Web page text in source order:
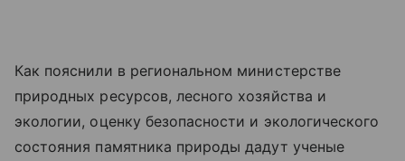
Как пояснили в региональном министерстве
природных ресурсов, лесного хозяйства и
экологии, оценку безопасности и экологического
состояния памятника природы дадут ученые